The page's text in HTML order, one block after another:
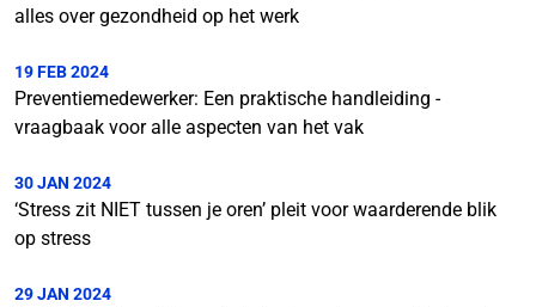
alles over gezondheid op het werk
19 FEB 2024
Preventiemedewerker: Een praktische handleiding -
vraagbaak voor alle aspecten van het vak
30 JAN 2024
‘Stress zit NIET tussen je oren’ pleit voor waarderende blik
op stress
29 JAN 2024